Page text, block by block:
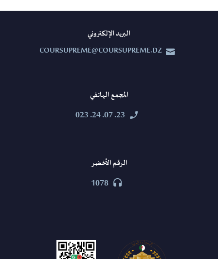
البريد الإلكتروني


COURSUPREME@COURSUPREME.DZ
المجمع الهاتفي


23. 07. 24. 023
الرقم الأخضر


1078